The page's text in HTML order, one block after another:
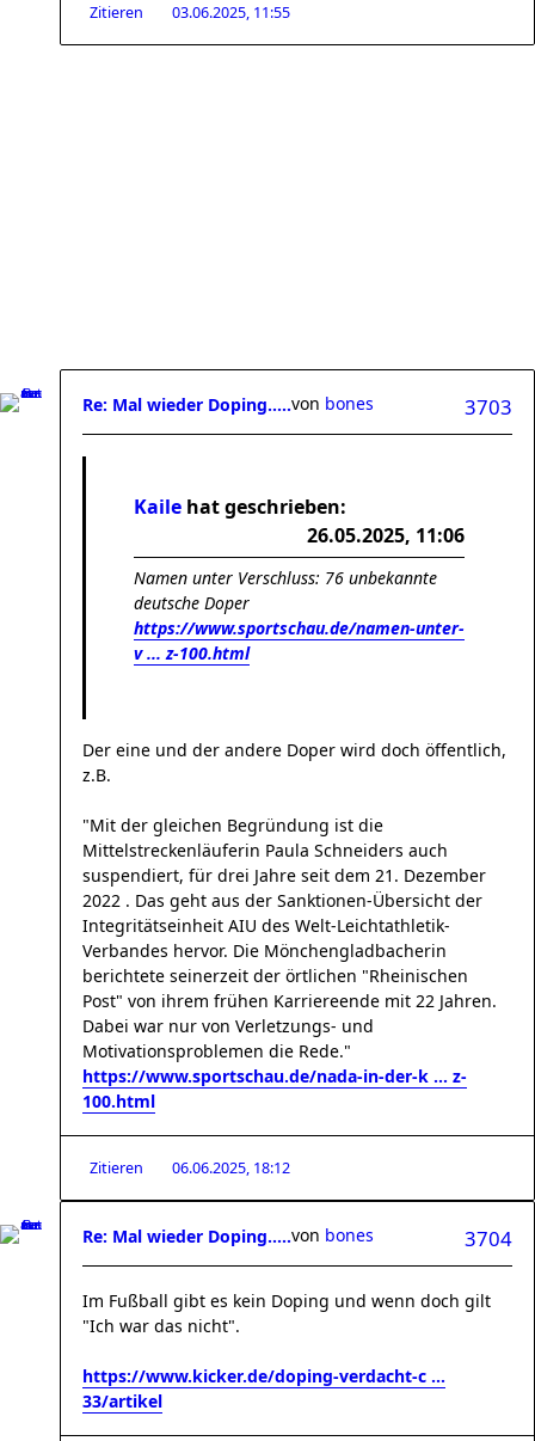
Zitieren 03.06.2025, 11:55
Re: Mal wieder Doping..... 3703
von bones
Kaile hat geschrieben:
26.05.2025, 11:06
Namen unter Verschluss: 76 unbekannte
deutsche Doper
https://www.sportschau.de/namen-unter-
v ... z-100.html
Der eine und der andere Doper wird doch öffentlich,
z.B.
"Mit der gleichen Begründung ist die
Mittelstreckenläuferin Paula Schneiders auch
suspendiert, für drei Jahre seit dem 21. Dezember
2022 . Das geht aus der Sanktionen-Übersicht der
Integritätseinheit AIU des Welt-Leichtathletik-
Verbandes hervor. Die Mönchengladbacherin
berichtete seinerzeit der örtlichen "Rheinischen
Post" von ihrem frühen Karriereende mit 22 Jahren.
Dabei war nur von Verletzungs- und
Motivationsproblemen die Rede."
https://www.sportschau.de/nada-in-der-k ... z-
100.html
Zitieren 06.06.2025, 18:12
Re: Mal wieder Doping..... 3704
von bones
Im Fußball gibt es kein Doping und wenn doch gilt
"Ich war das nicht".
https://www.kicker.de/doping-verdacht-c ...
33/artikel